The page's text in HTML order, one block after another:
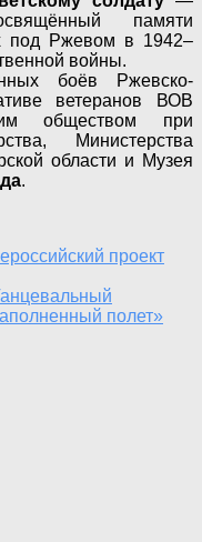
памяти
под Ржевом в 1942–
войны.
боёв Ржевско-
ветеранов ВОВ
обществом при
Министерства
области и Музея
.
проект
полет»